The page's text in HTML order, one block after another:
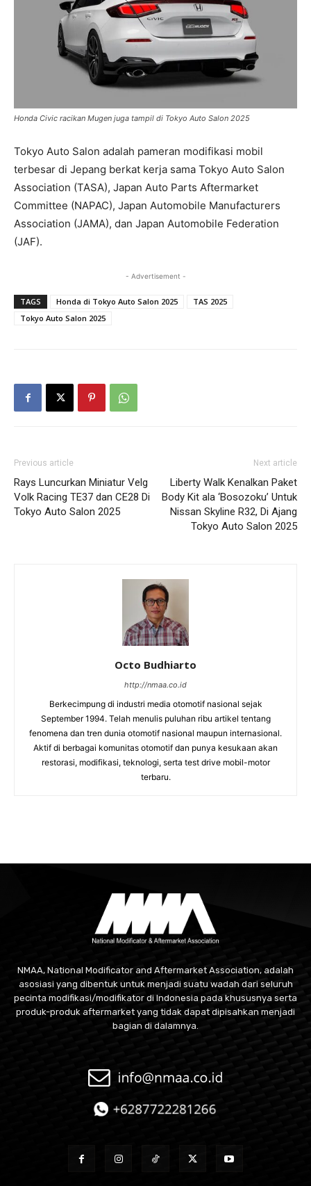
Honda Civic racikan Mugen juga tampil di Tokyo Auto Salon 2025
Tokyo Auto Salon adalah pameran modifikasi mobil
terbesar di Jepang berkat kerja sama Tokyo Auto Salon
Association (TASA), Japan Auto Parts Aftermarket
Committee (NAPAC), Japan Automobile Manufacturers
Association (JAMA), dan Japan Automobile Federation
(JAF).
- Advertisement -
TAGS Honda di Tokyo Auto Salon 2025
TAS 2025
Tokyo Auto Salon 2025
Previous article
Rays Luncurkan Miniatur Velg
Volk Racing TE37 dan CE28 Di
Tokyo Auto Salon 2025
Next article
Liberty Walk Kenalkan Paket
Body Kit ala ‘Bosozoku’ Untuk
Nissan Skyline R32, Di Ajang
Tokyo Auto Salon 2025
Octo Budhiarto
http://nmaa.co.id
Berkecimpung di industri media otomotif nasional sejak
September 1994. Telah menulis puluhan ribu artikel tentang
fenomena dan tren dunia otomotif nasional maupun internasional.
Aktif di berbagai komunitas otomotif dan punya kesukaan akan
restorasi, modifikasi, teknologi, serta test drive mobil-motor
terbaru.
NMAA, National Modificator and Aftermarket Association, adalah
asosiasi yang dibentuk untuk menjadi suatu wadah dari seluruh
pecinta modifikasi/modifikator di Indonesia pada khususnya serta
produk-produk aftermarket yang tidak dapat dipisahkan menjadi
bagian di dalamnya.